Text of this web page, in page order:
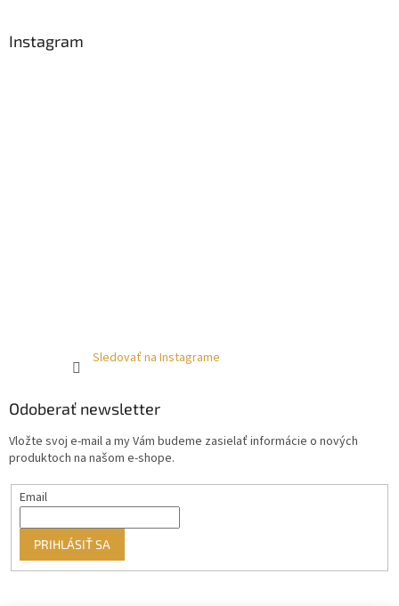
Instagram
Sledovať na Instagrame
Odoberať newsletter
Vložte svoj e-mail a my Vám budeme zasielať informácie o nových
produktoch na našom e-shope.
Email
PRIHLÁSIŤ SA